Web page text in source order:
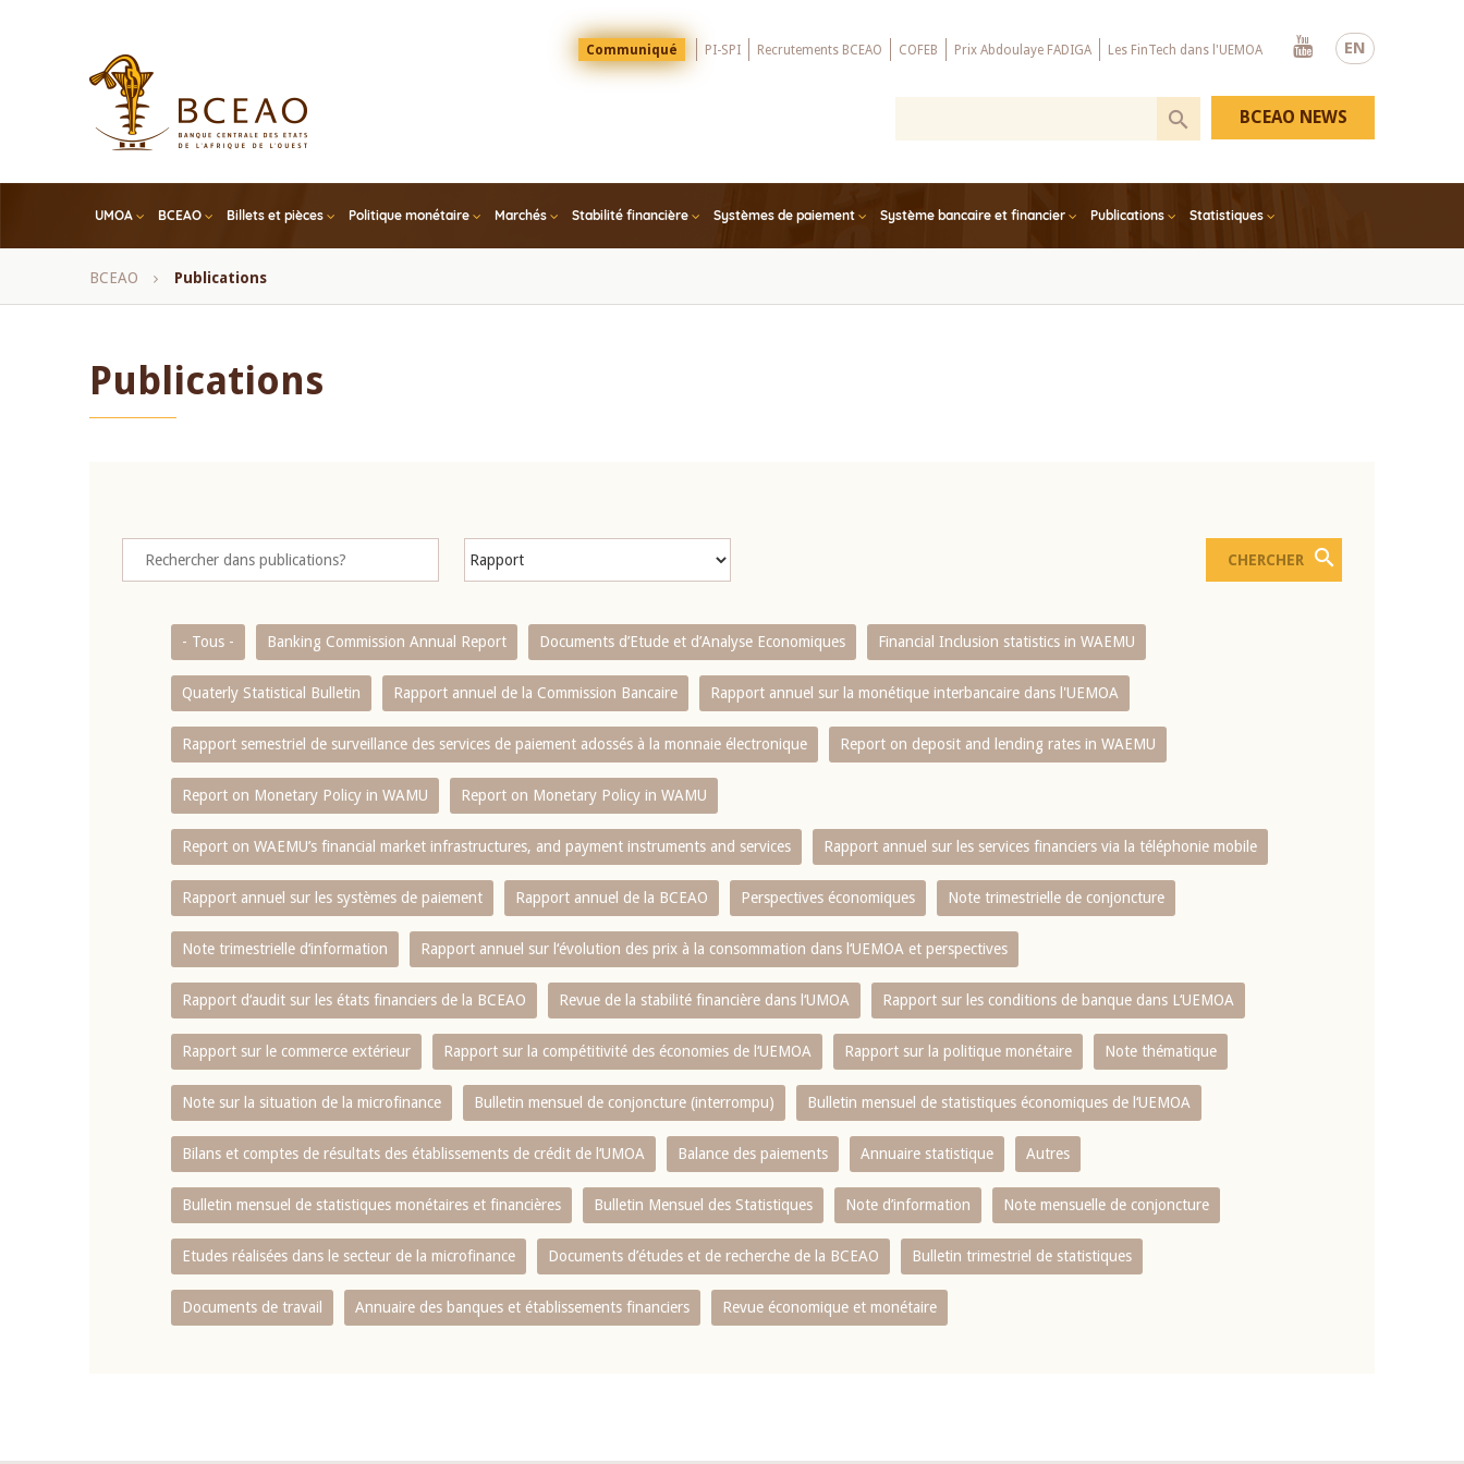
EN
Menu
Top
Communiqué PI-SPI Recrutements BCEAO COFEB Prix Abdoulaye FADIGA Les FinTech dans l'UEMOA
Youtube
UMOA BCEAO Billets et pièces Politique monétaire Marchés Stabilité financière Systèmes de paiement Système bancaire et financier Publications Statistiques
BCEAO NEWS
Fil
BCEAO Publications
Publications
- Tous - Banking Commission Annual Report Documents d’Etude et d’Analyse Economiques Financial Inclusion statistics in WAEMU
Quaterly Statistical Bulletin Rapport annuel de la Commission Bancaire Rapport annuel sur la monétique interbancaire dans l'UEMOA
Rapport semestriel de surveillance des services de paiement adossés à la monnaie électronique Report on deposit and lending rates in WAEMU
Report on Monetary Policy in WAMU Report on Monetary Policy in WAMU
Report on WAEMU’s financial market infrastructures, and payment instruments and services Rapport annuel sur les services financiers via la téléphonie mobile
Rapport annuel sur les systèmes de paiement Rapport annuel de la BCEAO Perspectives économiques Note trimestrielle de conjoncture
Note trimestrielle d‘information Rapport annuel sur l‘évolution des prix à la consommation dans l‘UEMOA et perspectives
Rapport d‘audit sur les états financiers de la BCEAO Revue de la stabilité financière dans l‘UMOA Rapport sur les conditions de banque dans L‘UEMOA
Rapport sur le commerce extérieur Rapport sur la compétitivité des économies de l‘UEMOA Rapport sur la politique monétaire Note thématique
Note sur la situation de la microfinance Bulletin mensuel de conjoncture (interrompu) Bulletin mensuel de statistiques économiques de l‘UEMOA
Bilans et comptes de résultats des établissements de crédit de l‘UMOA Balance des paiements Annuaire statistique Autres
Bulletin mensuel de statistiques monétaires et financières Bulletin Mensuel des Statistiques Note d’information Note mensuelle de conjoncture
Etudes réalisées dans le secteur de la microfinance Documents d’études et de recherche de la BCEAO Bulletin trimestriel de statistiques
Documents de travail Annuaire des banques et établissements financiers Revue économique et monétaire